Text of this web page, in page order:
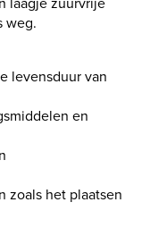
weg.
levensduur van
en
zoals het plaatsen